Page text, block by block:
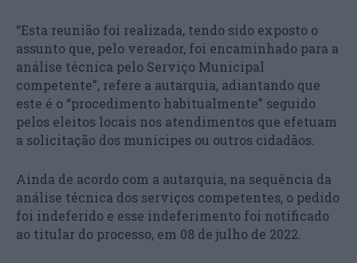
“Esta reunião foi realizada, tendo sido exposto o
assunto que, pelo vereador, foi encaminhado para a
análise técnica pelo Serviço Municipal
competente”, refere a autarquia, adiantando que
este é o “procedimento habitualmente” seguido
pelos eleitos locais nos atendimentos que efetuam
a solicitação dos munícipes ou outros cidadãos.
Ainda de acordo com a autarquia, na sequência da
análise técnica dos serviços competentes, o pedido
foi indeferido e esse indeferimento foi notificado
ao titular do processo, em 08 de julho de 2022.